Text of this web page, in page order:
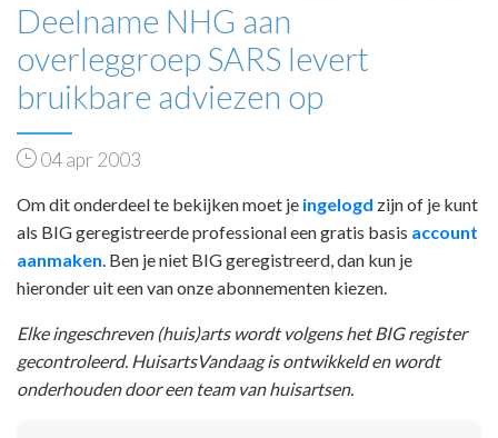
Deelname NHG aan
overleggroep SARS levert
bruikbare adviezen op
04 apr 2003
Om dit onderdeel te bekijken moet je ingelogd zijn of je kunt
als BIG geregistreerde professional een gratis basis account
aanmaken . Ben je niet BIG geregistreerd, dan kun je
hieronder uit een van onze abonnementen kiezen.
Elke ingeschreven (huis)arts wordt volgens het BIG register
gecontroleerd. HuisartsVandaag is ontwikkeld en wordt
onderhouden door een team van huisartsen.